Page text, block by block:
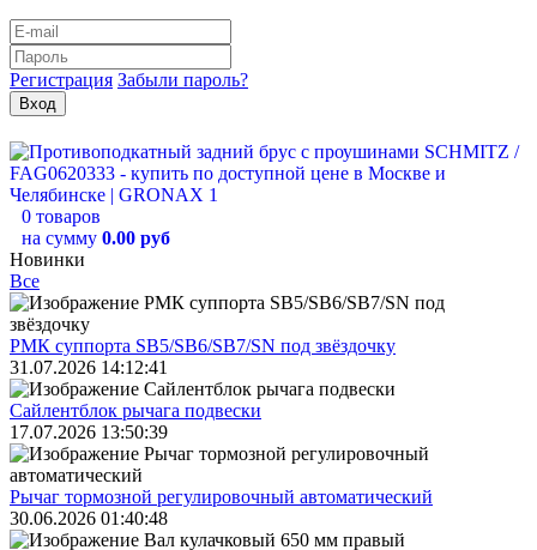
Регистрация Забыли пароль?
0 товаров
на сумму 0.00 руб
Новинки
Все
РМК суппорта SB5/SB6/SB7/SN под звёздочку
31.07.2026 14:12:41
Сайлентблок рычага подвески
17.07.2026 13:50:39
Рычаг тормозной регулировочный автоматический
30.06.2026 01:40:48